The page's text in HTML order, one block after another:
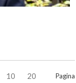
Pagina
10
20